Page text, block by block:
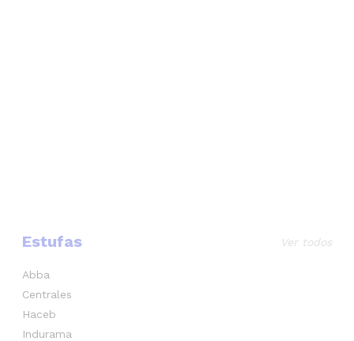
Estufas
Abba
Centrales
Haceb
Indurama
Ver todos